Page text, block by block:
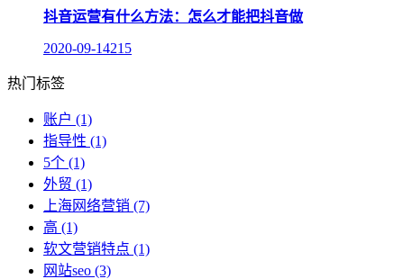
抖音运营有什么方法：怎么才能把抖音做
2020-09-14215
热门标签
账户 (1)
指导性 (1)
5个 (1)
外贸 (1)
上海网络营销 (7)
高 (1)
软文营销特点 (1)
网站seo (3)